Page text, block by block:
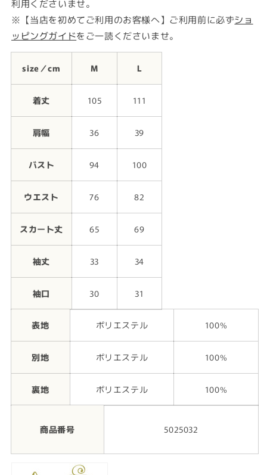
利用くださいませ。
※【当店を初めてご利用のお客様へ】ご利用前に必ずショ
ッピングガイドをご一読くださいませ。
size／cm M L
着丈 105 111
肩幅 36 39
バスト 94 100
ウエスト 76 82
スカート丈 65 69
袖丈 33 34
袖口 30 31
表地 ポリエステル 100%
別地 ポリエステル 100%
裏地 ポリエステル 100%
商品番号 5025032